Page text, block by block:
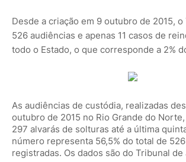
Desde a criação em 9 outubro de 2015,
526 audiências e apenas 11 casos de
todo o Estado, o que corresponde a 2%
As audiências de custódia, realizadas
outubro de 2015 no Rio Grande do
297 alvarás de solturas até a última
número representa 56,5% do total de
registradas. Os dados são do Tribunal de